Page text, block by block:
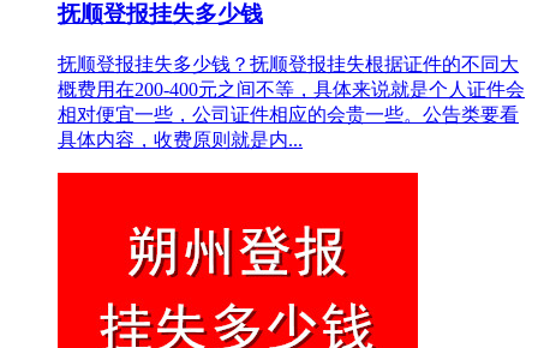
抚顺登报挂失多少钱
抚顺登报挂失多少钱？抚顺登报挂失根据证件的不同大
概费用在200-400元之间不等，具体来说就是个人证件会
相对便宜一些，公司证件相应的会贵一些。公告类要看
具体内容，收费原则就是内...